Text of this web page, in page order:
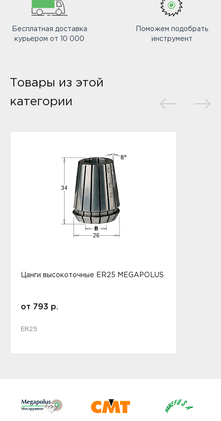
Бесплатная доставка
курьером от 10 000
Поможем подобрать
инструмент
Товары из этой
категории
Цанги высокоточные ER25 MEGAPOLUS
от 793 р.
ER25